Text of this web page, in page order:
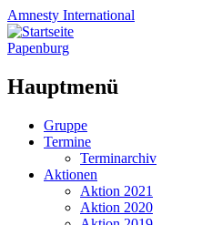
Amnesty International
Papenburg
Hauptmenü
Zum
Inhalt
Gruppe
Termine
Terminarchiv
Aktionen
Aktion 2021
Aktion 2020